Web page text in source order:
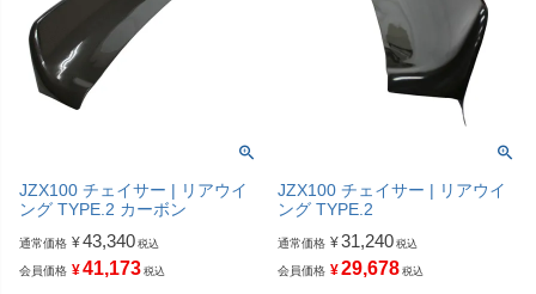
JZX100 チェイサー | リアウイ
ング TYPE.2 カーボン
通常価格 ¥43,340 税込
会員価格 ¥41,173 税込
JZX100 チェイサー | リアウイ
ング TYPE.2
通常価格 ¥31,240 税込
会員価格 ¥29,678 税込